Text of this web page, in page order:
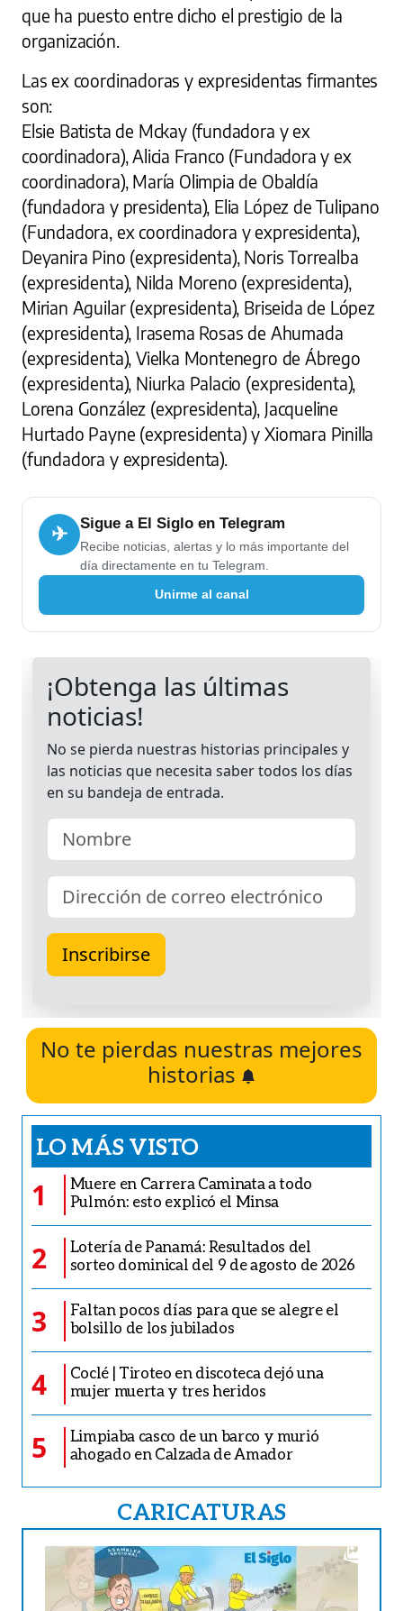
que ha puesto entre dicho el prestigio de la
organización.
Las ex coordinadoras y expresidentas firmantes
son:
Elsie Batista de Mckay (fundadora y ex
coordinadora), Alicia Franco (Fundadora y ex
coordinadora), María Olimpia de Obaldía
(fundadora y presidenta), Elia López de Tulipano
(Fundadora, ex coordinadora y expresidenta),
Deyanira Pino (expresidenta), Noris Torrealba
(expresidenta), Nilda Moreno (expresidenta),
Mirian Aguilar (expresidenta), Briseida de López
(expresidenta), Irasema Rosas de Ahumada
(expresidenta), Vielka Montenegro de Ábrego
(expresidenta), Niurka Palacio (expresidenta),
Lorena González (expresidenta), Jacqueline
Hurtado Payne (expresidenta) y Xiomara Pinilla
(fundadora y expresidenta).
✈ Sigue a El Siglo en Telegram
Recibe noticias, alertas y lo más importante del
día directamente en tu Telegram.
Unirme al canal
No te pierdas nuestras mejores
historias
LO MÁS VISTO
1
Muere en Carrera Caminata a todo
Pulmón: esto explicó el Minsa
2
Lotería de Panamá: Resultados del
sorteo dominical del 9 de agosto de 2026
3
Faltan pocos días para que se alegre el
bolsillo de los jubilados
4
Coclé | Tiroteo en discoteca dejó una
mujer muerta y tres heridos
5
Limpiaba casco de un barco y murió
ahogado en Calzada de Amador
CARICATURAS